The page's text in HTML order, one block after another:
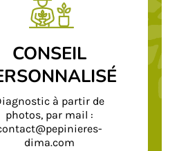
CONSEIL
à partir de
photos, par mail :
dima.com